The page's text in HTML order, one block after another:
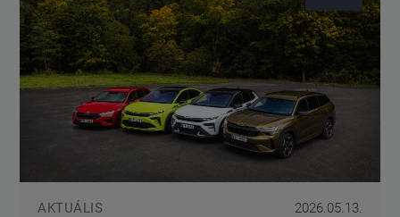
AKTUÁLIS 2026.05.13.